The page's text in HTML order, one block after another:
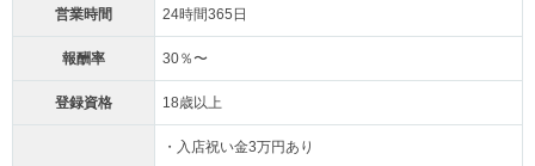
営業時間 24時間365日
報酬率 30％〜
登録資格 18歳以上
・入店祝い金3万円あり